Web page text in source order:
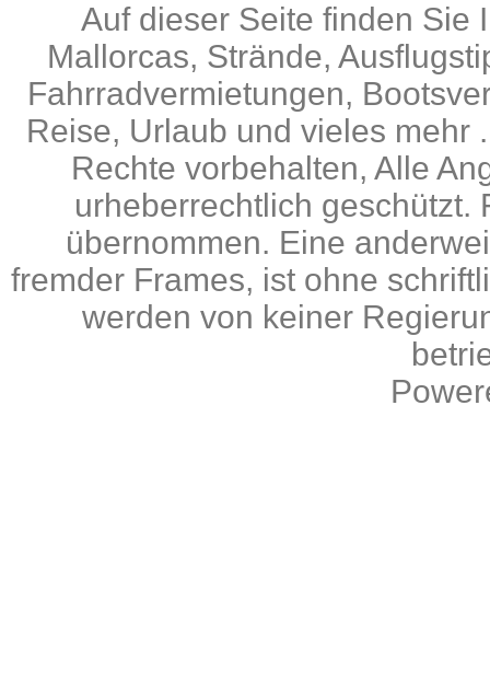
Auf dieser Seite finden Sie
Mallorcas, Strände,
Fahrradvermietungen,
Reise, Urlaub und vieles mehr
Rechte vorbehalten, Alle
urheberrechtlich geschützt.
übernommen. Eine
fremder Frames, ist ohne
werden von keiner